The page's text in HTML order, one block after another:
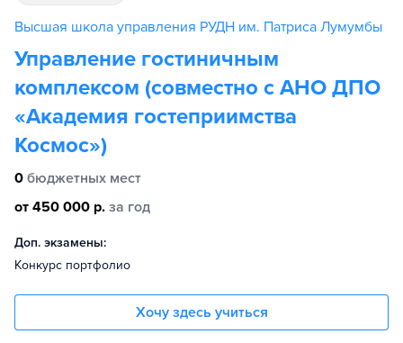
Высшая школа управления РУДН им. Патриса Лумумбы
Управление гостиничным
комплексом (совместно с АНО ДПО
«Академия гостеприимства
Космос»)
0 бюджетных мест
от 450 000 р. за год
Доп. экзамены:
Конкурс портфолио
Хочу здесь учиться